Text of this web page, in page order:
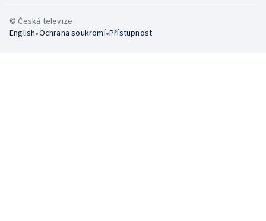
© Česká televize
English•Ochrana soukromí•Přístupnost